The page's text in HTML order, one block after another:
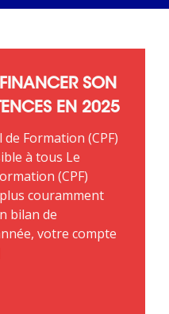
SON
EN 2025
Formation (CPF)
à tous Le
(CPF)
couramment
bilan de
votre compte